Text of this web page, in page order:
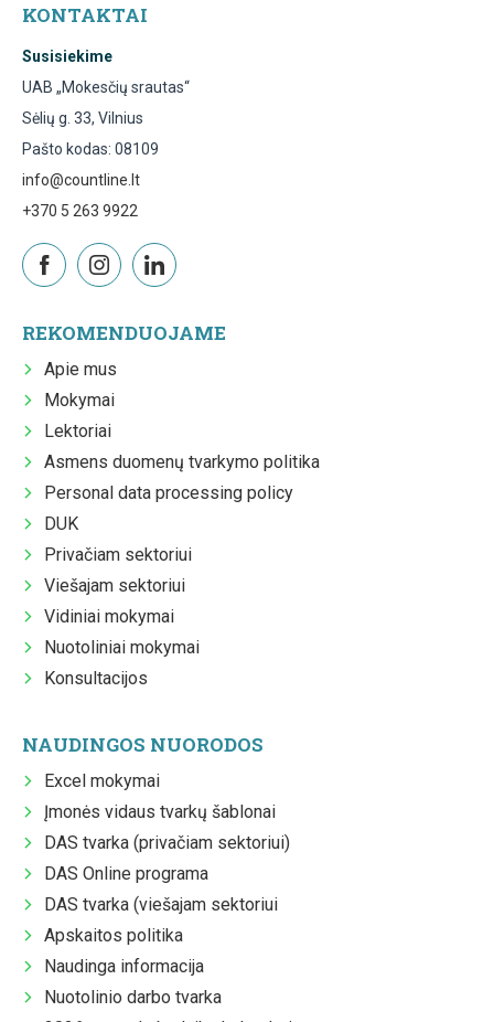
KONTAKTAI
Susisiekime
UAB „Mokesčių srautas“
Sėlių g. 33, Vilnius
Pašto kodas: 08109
info@countline.lt
+370 5 263 9922
REKOMENDUOJAME
Apie mus
Mokymai
Lektoriai
Asmens duomenų tvarkymo politika
Personal data processing policy
DUK
Privačiam sektoriui
Viešajam sektoriui
Vidiniai mokymai
Nuotoliniai mokymai
Konsultacijos
NAUDINGOS NUORODOS
Excel mokymai
Įmonės vidaus tvarkų šablonai
DAS tvarka (privačiam sektoriui)
DAS Online programa
DAS tvarka (viešajam sektoriui
Apskaitos politika
Naudinga informacija
Nuotolinio darbo tvarka